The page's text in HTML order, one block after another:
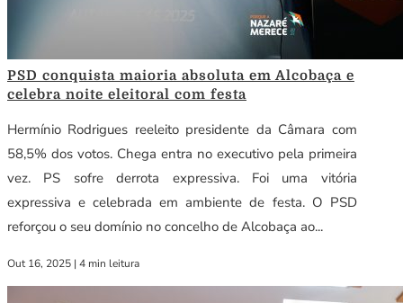
PSD conquista maioria absoluta em Alcobaça e
celebra noite eleitoral com festa
Hermínio Rodrigues reeleito presidente da Câmara com
58,5% dos votos. Chega entra no executivo pela primeira
vez. PS sofre derrota expressiva. Foi uma vitória
expressiva e celebrada em ambiente de festa. O PSD
reforçou o seu domínio no concelho de Alcobaça ao...
Out 16, 2025 | 4 min leitura